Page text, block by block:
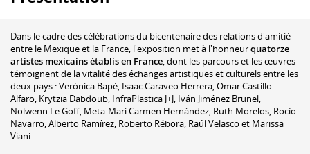
Dans le cadre des célébrations du bicentenaire des relations d'amitié
entre le Mexique et la France, l'exposition met à l'honneurquatorze
artistes mexicains établis en France, dont les parcours et les œuvres
témoignent de la vitalité des échanges artistiques et culturels entre les
deux pays : Verónica Bapé, Isaac Caraveo Herrera, Omar Castillo
Alfaro, Krytzia Dabdoub, InfraPlastica J+J, Iván Jiménez Brunel,
Nolwenn Le Goff, Meta-Mari Carmen Hernández, Ruth Morelos, Rocío
Navarro, Alberto Ramírez, Roberto Rébora, Raúl Velasco et Marissa
Viani.